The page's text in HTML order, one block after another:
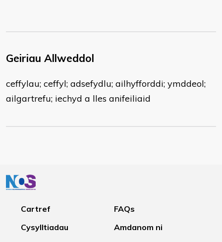
Geiriau Allweddol
ceffylau; ceffyl; adsefydlu; ailhyfforddi; ymddeol;
ailgartrefu; iechyd a lles anifeiliaid
Cartref
FAQs
Cysylltiadau
Amdanom ni